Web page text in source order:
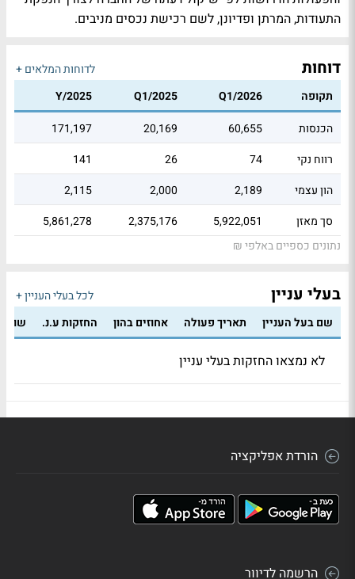
התעודות, המרתן ופדיונן, לשם רכישת נכסים מניבים.
דוחות
לדוחות המלאים +
תקופה
Q1/2026
Q1/2025
Y/2025
הכנסות
60,655
20,169
171,197
רווח נקי
74
26
141
הון עצמי
2,189
2,000
2,115
סך מאזן
5,922,051
2,375,176
5,861,278
נתונים כספיים באלפי ₪
בעלי עניין
לכל בעלי העניין +
שם בעל העניין
תאריך פעולה אחוזים בהון החזקות ע.נ.
לא נמצאו החזקות בעלי עניין
הורדת אפליקציה
הרשמה לדיוור